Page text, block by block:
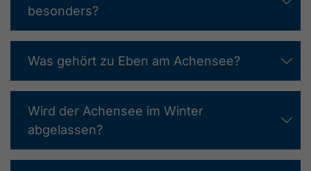
besonders?
Was gehört zu Eben am Achensee?
Wird der Achensee im Winter
abgelassen?